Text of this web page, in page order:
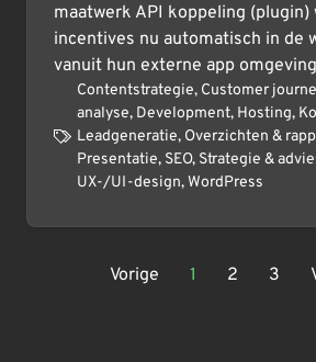
maatwerk API koppeling (plugin)
incentives nu automatisch in de
vanuit hun externe app
Contentstrategie, Customer
analyse, Development, Hosting,
Leadgeneratie, Overzichten &
Presentatie, SEO, Strategie &
UX-/UI-design,WordPress
Vorige 1 2 3